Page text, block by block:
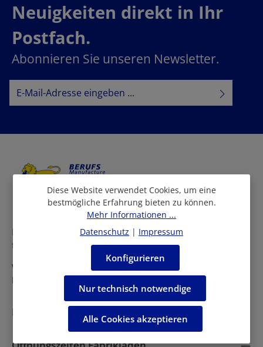
Neuigkeiten direkt in Ihr
Postfach.
Abonnieren Sie unseren Newsletter.
E-Mail-Adresse*
Ich habe dieDatenschutzbestimmungenzur Kenntnis
Bei uns finden Sie eine grosse Auswahl an Arbeitskleidern
für viele Berufe und Branchen.
Wir beraten Sie persönlich in allen Fragen rund um die
Einkleidung Ihrer Mitarbeiter.
Kontakt
Diese Website verwendet Cookies, um eine
bestmögliche Erfahrung bieten zu können.
Mehr Informationen ...
Datenschutz | Impressum
Nur technisch notwendige
Konfigurieren
Alle Cookies akzeptieren